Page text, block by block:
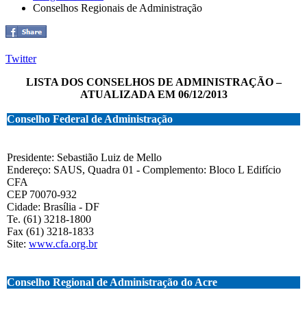
Conselhos Regionais de Administração
Twitter
LISTA DOS CONSELHOS DE ADMINISTRAÇÃO –
ATUALIZADA EM 06/12/2013
Conselho Federal de Administração
Presidente: Sebastião Luiz de Mello
Endereço: SAUS, Quadra 01 - Complemento: Bloco L Edifício
CFA
CEP 70070-932
Cidade: Brasília - DF
Te. (61) 3218-1800
Fax (61) 3218-1833
Site: www.cfa.org.br
Conselho Regional de Administração do Acre